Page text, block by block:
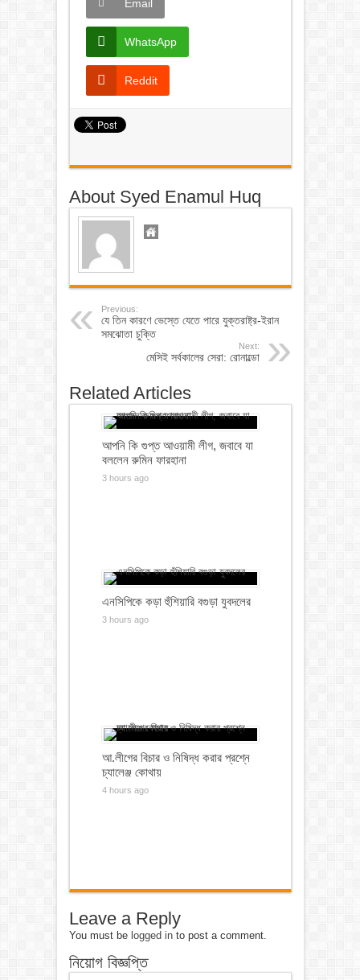
Email
WhatsApp
Reddit
About Syed Enamul Huq
Previous:
যে তিন কারণে ভেস্তে যেতে পারে যুক্তরাষ্ট্র-ইরান
সমঝোতা চুক্তি
Next:
মেসিই সর্বকালের সেরা: রোনাল্ডো
Related Articles
আপনি কি গুপ্ত আওয়ামী লীগ, জবাবে যা
বললেন রুমিন ফারহানা
3 hours ago
এনসিপিকে কড়া হুঁশিয়ারি বগুড়া যুবদলের
3 hours ago
আ.লীগের বিচার ও নিষিদ্ধ করার প্রশ্নে
চ্যালেঞ্জ কোথায়
4 hours ago
Leave a Reply
You must be logged into post a comment.
নিয়োগ বিজ্ঞপ্তি